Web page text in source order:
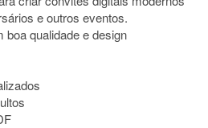
e outros eventos.
qualidade e design